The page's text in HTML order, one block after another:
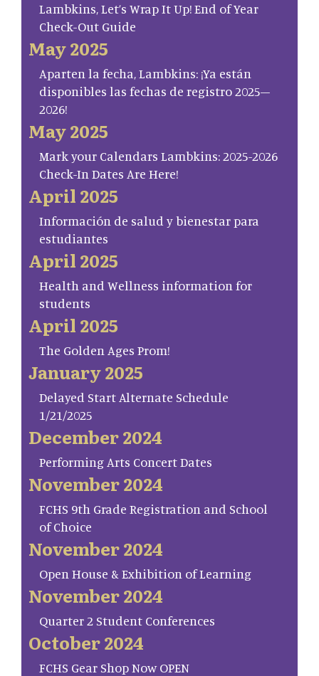
Lambkins, Let’s Wrap It Up! End of Year
Check-Out Guide
May 2025
Aparten la fecha, Lambkins: ¡Ya están
disponibles las fechas de registro 2025–
2026!
May 2025
Mark your Calendars Lambkins: 2025-2026
Check-In Dates Are Here!
April 2025
Información de salud y bienestar para
estudiantes
April 2025
Health and Wellness information for
students
April 2025
The Golden Ages Prom!
January 2025
Delayed Start Alternate Schedule
1/21/2025
December 2024
Performing Arts Concert Dates
November 2024
FCHS 9th Grade Registration and School
of Choice
November 2024
Open House & Exhibition of Learning
November 2024
Quarter 2 Student Conferences
October 2024
FCHS Gear Shop Now OPEN